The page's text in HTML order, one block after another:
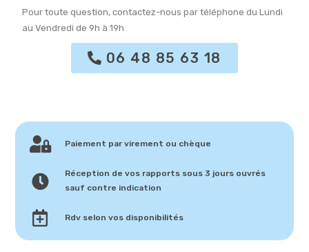
Pour toute question, contactez-nous par téléphone du Lundi
au Vendredi de 9h à 19h
06 48 85 63 18
Paiement par virement ou chèque
Réception de vos rapports sous 3 jours ouvrés
sauf contre indication
Rdv selon vos disponibilités